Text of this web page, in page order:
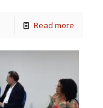
Read more